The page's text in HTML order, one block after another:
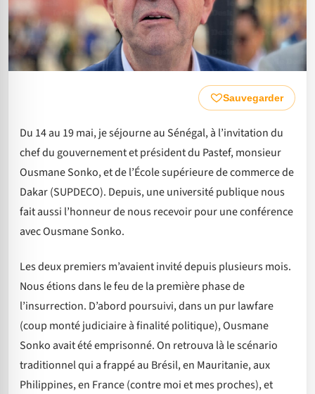
Sauvegarder
Du 14 au 19 mai, je séjourne au Sénégal, à l’invitation du
chef du gouvernement et président du Pastef, monsieur
Ousmane Sonko, et de l’École supérieure de commerce de
Dakar (SUPDECO). Depuis, une université publique nous
fait aussi l’honneur de nous recevoir pour une conférence
avec Ousmane Sonko.
Les deux premiers m’avaient invité depuis plusieurs mois.
Nous étions dans le feu de la première phase de
l’insurrection. D’abord poursuivi, dans un pur lawfare
(coup monté judiciaire à finalité politique), Ousmane
Sonko avait été emprisonné. On retrouva là le scénario
traditionnel qui a frappé au Brésil, en Mauritanie, aux
Philippines, en France (contre moi et mes proches), et